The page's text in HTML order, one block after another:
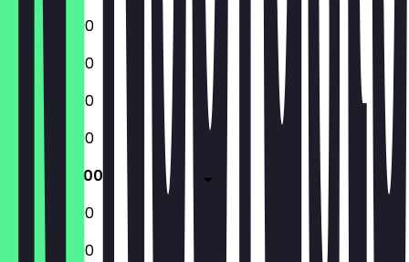
12:00 - 22:00
12:00 - 22:00
12:00 - 22:00
12:00 - 22:00
12:00 - 23:00
12:00 - 23:00
12:00 - 22:00